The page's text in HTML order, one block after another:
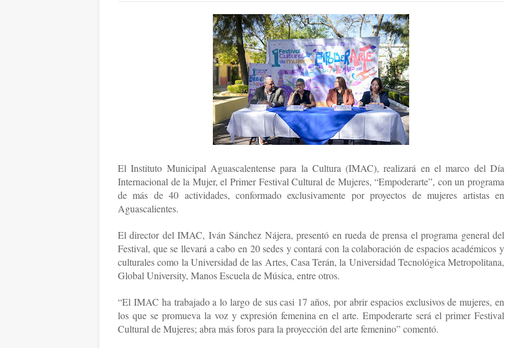
El Instituto Municipal Aguascalentense para la Cultura (IMAC), realizará en el marco del Día
Internacional de la Mujer, el Primer Festival Cultural de Mujeres, “Empoderarte”, con un programa
de más de 40 actividades, conformado exclusivamente por proyectos de mujeres artistas en
Aguascalientes.
El director del IMAC, Iván Sánchez Nájera, presentó en rueda de prensa el programa general del
Festival, que se llevará a cabo en 20 sedes y contará con la colaboración de espacios académicos y
culturales como la Universidad de las Artes, Casa Terán, la Universidad Tecnológica Metropolitana,
Global University, Manos Escuela de Música, entre otros.
“El IMAC ha trabajado a lo largo de sus casi 17 años, por abrir espacios exclusivos de mujeres, en
los que se promueva la voz y expresión femenina en el arte. Empoderarte será el primer Festival
Cultural de Mujeres; abra más foros para la proyección del arte femenino” comentó.